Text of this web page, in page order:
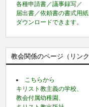
各種申請書／議事録写／
届出書／依頼書の書式用
ダウンロードできます。
教会関係のページ（リンク
こちらから
キリスト教主義の学校、
教会付属幼稚園、